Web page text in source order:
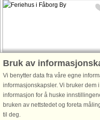
Fåborg By
5 personer, 146 m²
100 m til kyst.
I hjertet af den gamle købstad
Faaborg finder I dette charmerende
Bruk av
Vi benytter data fra våre egne
informasjonskapsler. Vi bruker
informasjon for å huske
bruken av nettstedet og foreta
til deg.